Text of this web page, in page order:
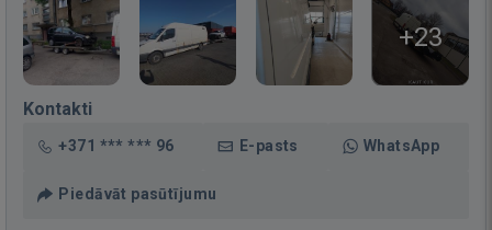
+23
Kontakti
+371 *** *** 96 E-pasts WhatsApp
Piedāvāt pasūtījumu